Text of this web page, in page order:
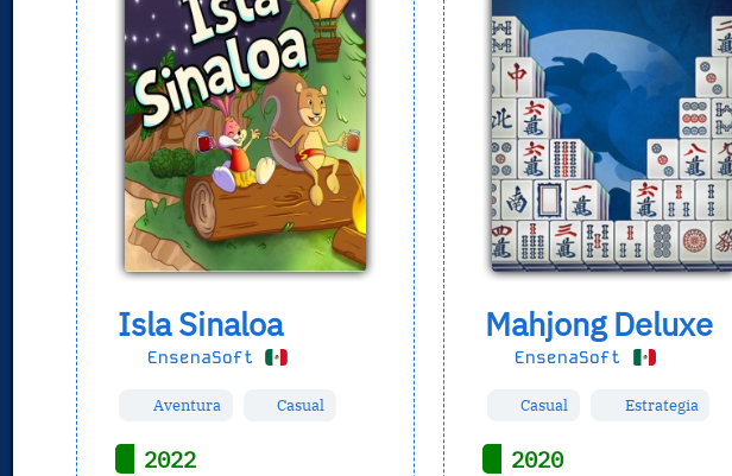
Isla Sinaloa
EnsenaSoft
Aventura Casual
2022
Mahjong Deluxe
EnsenaSoft
Casual Estrategia
2020